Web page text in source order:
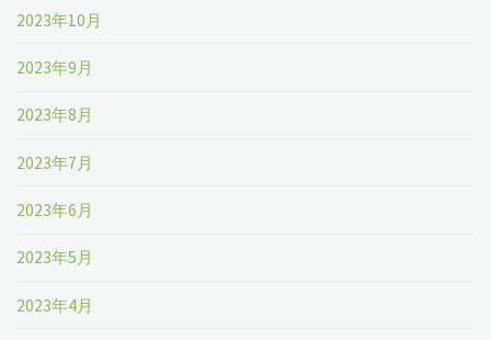
2023年10月
2023年9月
2023年8月
2023年7月
2023年6月
2023年5月
2023年4月